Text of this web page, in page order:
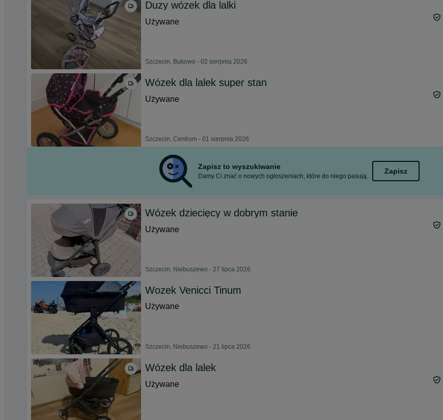
Duzy wózek dla lalki
Używane
Szczecin, Bukowo - 02 sierpnia 2026
Wózek dla lalek super stan
Używane
Szczecin, Centrum - 01 sierpnia 2026
Zapisz to wyszukiwanie
Damy Ci znać o nowych ogłoszeniach, które do niego pasują.
Zapisz
Wózek dziecięcy w dobrym stanie
Używane
Szczecin, Niebuszewo - 27 lipca 2026
Wozek Venicci Tinum
Używane
Szczecin, Niebuszewo - 21 lipca 2026
Wózek dla lalek
Używane